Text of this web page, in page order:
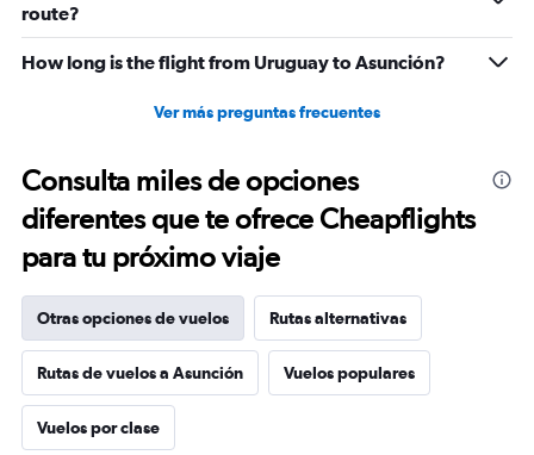
route?
How long is the flight from Uruguay to Asunción?
Ver más preguntas frecuentes
Consulta miles de opciones
diferentes que te ofrece Cheapflights
para tu próximo viaje
Otras opciones de vuelos Rutas alternativas
Rutas de vuelos a Asunción Vuelos populares
Vuelos por clase